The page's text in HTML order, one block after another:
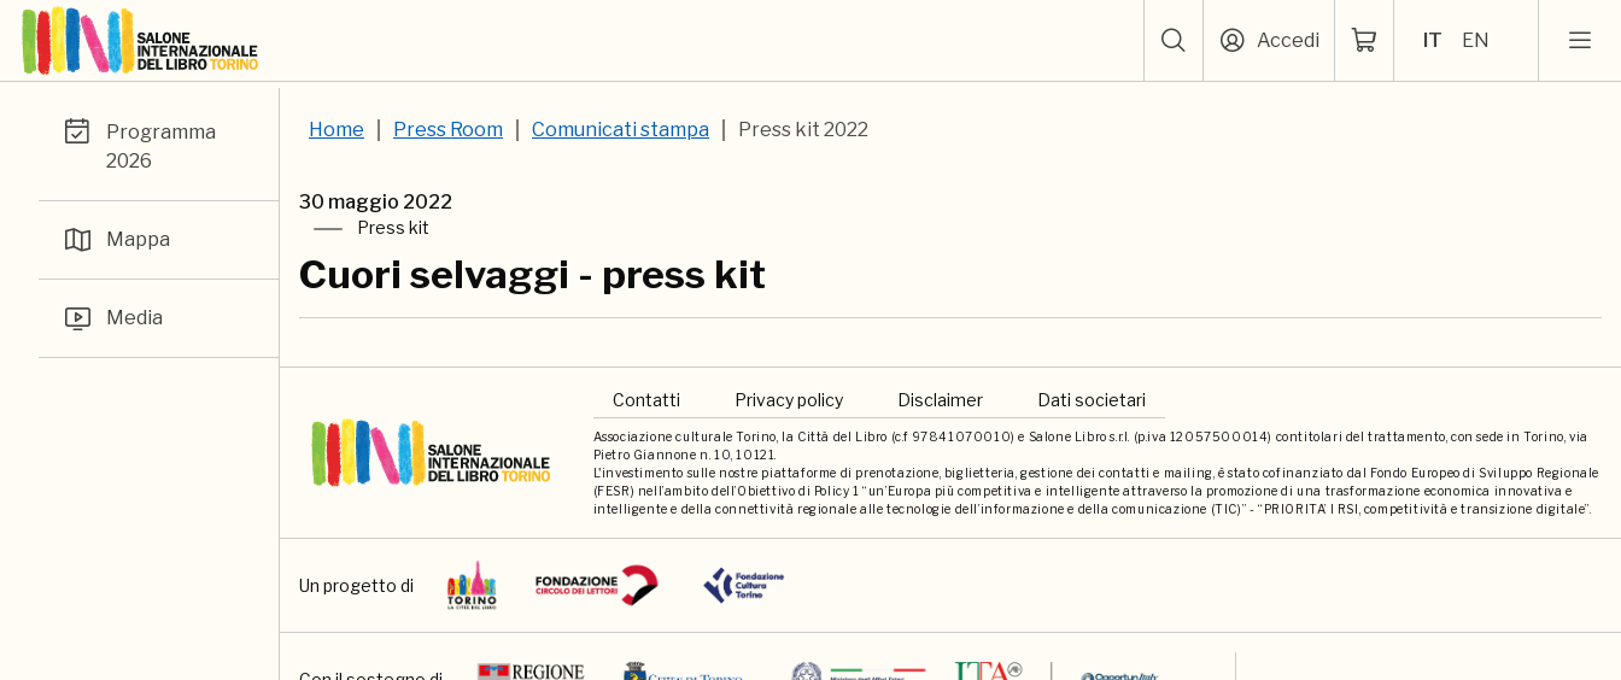
Accedi IT EN
Programma
2026
Mappa
Media
Home Press Room Comunicati stampa Press kit 2022
30 maggio 2022
Press kit
Cuori selvaggi - press kit
Associazione culturale Torino, la Città del Libro (c.f 97841070010) e Salone Libro s.r.l. (p.iva 12057500014) contitolari del trattamento, con sede in Torino, via
Pietro Giannone n. 10, 10121.
L'investimento sulle nostre piattaforme di prenotazione, biglietteria, gestione dei contatti e mailing, è stato cofinanziato dal Fondo Europeo di Sviluppo Regionale
(FESR) nell’ambito dell’Obiettivo di Policy 1 “un’Europa più competitiva e intelligente attraverso la promozione di una trasformazione economica innovativa e
intelligente e della connettività regionale alle tecnologie dell’informazione e della comunicazione (TIC)” - “PRIORITA’ I RSI, competitività e transizione digitale”.
Contatti Privacy policy Disclaimer Dati societari
Un progetto di